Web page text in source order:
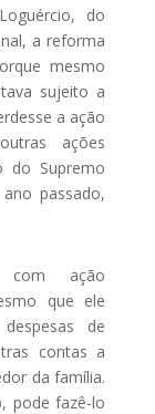
do
a reforma
mesmo
sujeito a
a ação
ações
do Supremo
passado,
com ação
que ele
de
contas a
da família.
pode fazê-lo